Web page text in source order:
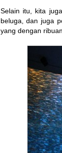
Selain itu, kita
beluga, dan juga
yang dengan